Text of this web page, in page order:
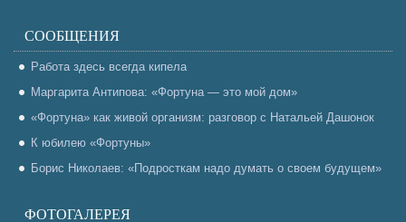
СООБЩЕНИЯ
Работа здесь всегда кипела
Маргарита Антипова: «Фортуна — это мой дом»
«Фортуна» как живой организм: разговор с Натальей Дашонок
К юбилею «Фортуны»
Борис Николаев: «Подросткам надо думать о своем будущем»
ФОТОГАЛЕРЕЯ